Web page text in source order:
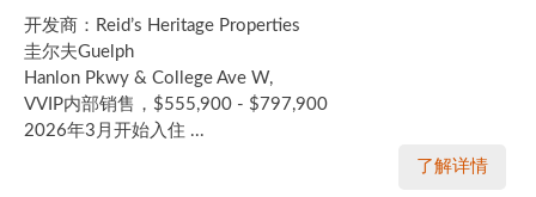
开发商：Reid’s Heritage Properties
圭尔夫Guelph
Hanlon Pkwy & College Ave W,
VVIP内部销售，$555,900 - $797,900
2026年3月开始入住 ...
了解详情